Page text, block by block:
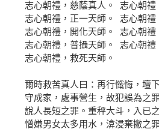
志心朝禮，慈蔭真人。 志心朝
志心朝禮，正一天師。 志心朝
志心朝禮，開化天師。 志心朝
志心朝禮，普攝天師。 志心朝
志心朝禮，救死天師。
爾時救苦真人曰：再行懺悔，壇
守成家，處事營生，故犯誤為之
說人長短之罪。重秤大斗，入已
憎嫌男女太多用水，渰浸棄撇之